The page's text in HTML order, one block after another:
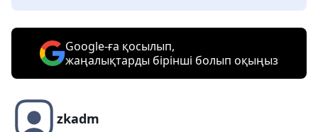
Google-ға қосылып,
жаңалықтарды бірінші болып оқыңыз
zkadm